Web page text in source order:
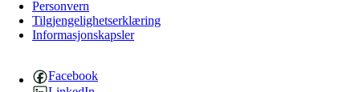
Personvern
Tilgjengelighetserklæring
Informasjonskapsler
Facebook